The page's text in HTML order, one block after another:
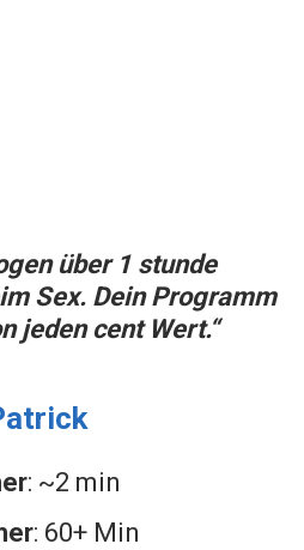
über 1 stunde
Sex. Dein Programm
jeden cent Wert.“
: ~2 min
: 60+ Min